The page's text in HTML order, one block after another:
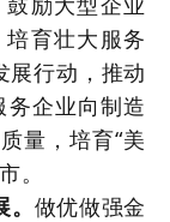
育壮大服务
展行动，推动
务企业向制造
量，培育“美
。
做优做强金